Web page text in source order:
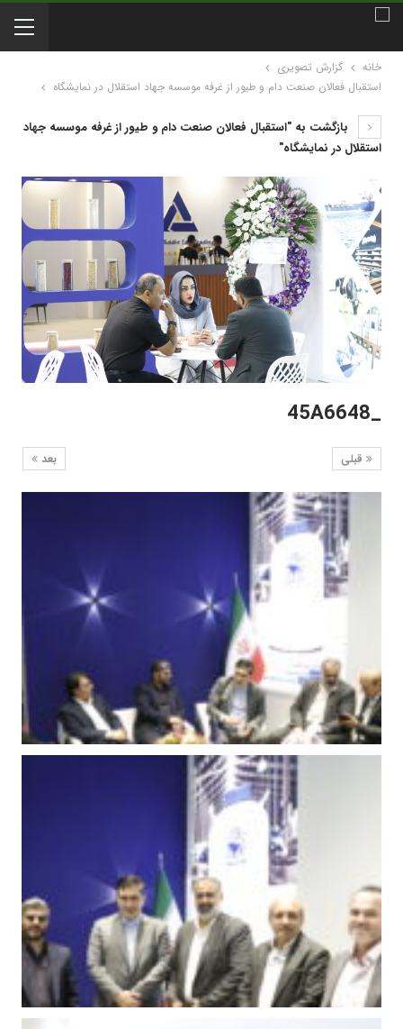
خانه
گزارش تصویری
استقبال فعالان صنعت دام و طیور از غرفه موسسه جهاد استقلال در نمایشگاه
بازگشت به "استقبال فعالان صنعت دام و طیور از غرفه موسسه جهاد
استقلال در نمایشگاه"
_45A6648
بعد قبلی